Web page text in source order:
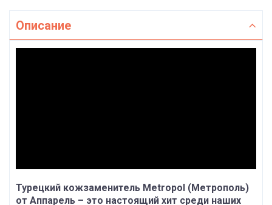
Описание
Турецкий кожзаменитель Metropol (Метрополь)
от Аппарель – это настоящий хит среди наших